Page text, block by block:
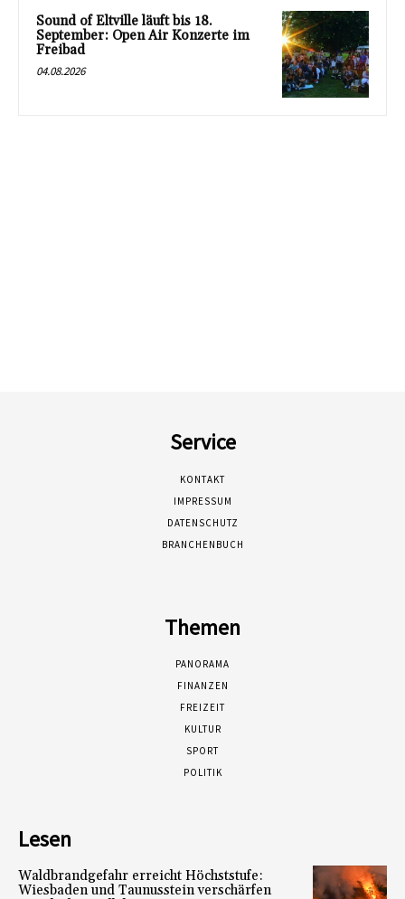
Sound of Eltville läuft bis 18.
September: Open Air Konzerte im
Freibad
04.08.2026
Service
KONTAKT
IMPRESSUM
DATENSCHUTZ
BRANCHENBUCH
Themen
PANORAMA
FINANZEN
FREIZEIT
KULTUR
SPORT
POLITIK
Lesen
Waldbrandgefahr erreicht Höchststufe:
Wiesbaden und Taunusstein verschärfen